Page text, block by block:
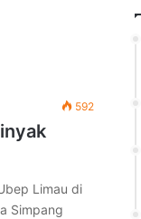
592
Limau di
Simpang